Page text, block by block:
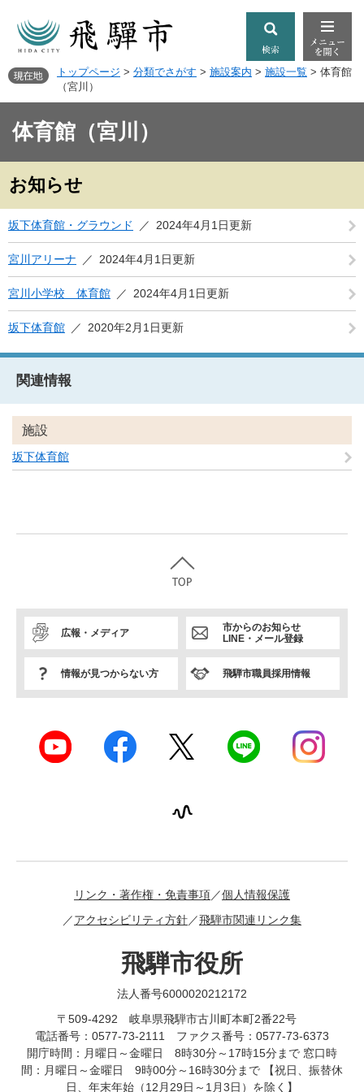
トップページ > 分類でさがす > 施設案内 > 施設一覧 > 体育館
（宮川）
体育館（宮川）
お知らせ
坂下体育館・グラウンド 2024年4月1日更新
宮川アリーナ 2024年4月1日更新
宮川小学校 体育館 2024年4月1日更新
坂下体育館 2020年2月1日更新
関連情報
施設
坂下体育館
広報・メディア
市からのお知らせ
LINE・メール登録
情報が見つからない方 飛騨市職員採用情報
リンク・著作権・免責事項
個人情報保護
アクセシビリティ方針
飛騨市関連リンク集
飛騨市役所
法人番号6000020212172
〒509-4292 岐阜県飛騨市古川町本町2番22号
電話番号：0577-73-2111 ファクス番号：0577-73-6373
開庁時間：月曜日～金曜日 8時30分～17時15分まで 窓口時
間：月曜日～金曜日 9時00分～16時30分まで 【祝日、振替休
日、年末年始（12月29日～1月3日）を除く】